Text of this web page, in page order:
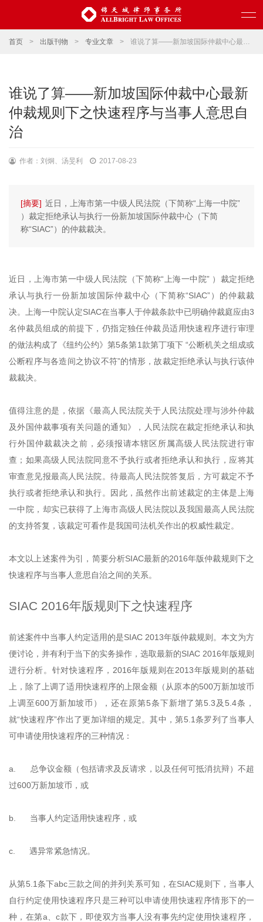
首页 > 出版刊物 > 专业文章 > 谁说了算——新加坡国际仲裁中心最新仲裁规则下之快速程序与当事人意思自治
谁说了算——新加坡国际仲裁中心最新
仲裁规则下之快速程序与当事人意思自
治
作者：刘炯、汤旻利 2017-08-23
[摘要] 近日，上海市第一中级人民法院（下简称“上海一中院”
）裁定拒绝承认与执行一份新加坡国际仲裁中心（下简
称“SIAC”）的仲裁裁决。
近日，上海市第一中级人民法院（下简称“上海一中院” ）裁定拒绝
承认与执行一份新加坡国际仲裁中心（下简称“SIAC”）的仲裁裁
决。上海一中院认定SIAC在当事人于仲裁条款中已明确仲裁庭应由3
名仲裁员组成的前提下，仍指定独任仲裁员适用快速程序进行审理
的做法构成了《纽约公约》第5条第1款第丁项下 “公断机关之组成或
公断程序与各造间之协议不符”的情形，故裁定拒绝承认与执行该仲
裁裁决。
值得注意的是，依据《最高人民法院关于人民法院处理与涉外仲裁
及外国仲裁事项有关问题的通知》，人民法院在裁定拒绝承认和执
行外国仲裁裁决之前，必须报请本辖区所属高级人民法院进行审
查；如果高级人民法院同意不予执行或者拒绝承认和执行，应将其
审查意见报最高人民法院。待最高人民法院答复后，方可裁定不予
执行或者拒绝承认和执行。因此，虽然作出前述裁定的主体是上海
一中院，却实已获得了上海市高级人民法院以及我国最高人民法院
的支持答复，该裁定可看作是我国司法机关作出的权威性裁定。
本文以上述案件为引，简要分析SIAC最新的2016年版仲裁规则下之
快速程序与当事人意思自治之间的关系。
SIAC 2016年版规则下之快速程序
前述案件中当事人约定适用的是SIAC 2013年版仲裁规则。本文为方
便讨论，并有利于当下的实务操作，选取最新的SIAC 2016年版规则
进行分析。针对快速程序，2016年版规则在2013年版规则的基础
上，除了上调了适用快速程序的上限金额（从原本的500万新加坡币
上调至600万新加坡币），还在原第5条下新增了第5.3及5.4条，
就“快速程序”作出了更加详细的规定。其中，第5.1条罗列了当事人
可申请使用快速程序的三种情况：
a. 总争议金额（包括请求及反请求，以及任何可抵消抗辩）不超
过600万新加坡币，或
b. 当事人约定适用快速程序，或
c. 遇异常紧急情况。
从第5.1条下abc三款之间的并列关系可知，在SIAC规则下，当事人
自行约定使用快速程序只是三种可以申请使用快速程序情形下的一
种，在第a、c款下，即使双方当事人没有事先约定使用快速程序，